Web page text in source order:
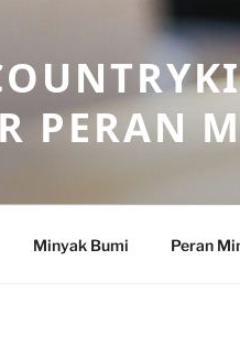
PERAN
Minyak Bumi Peran